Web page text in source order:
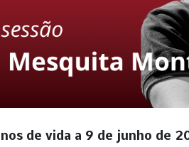
de vida a 9 de junho de